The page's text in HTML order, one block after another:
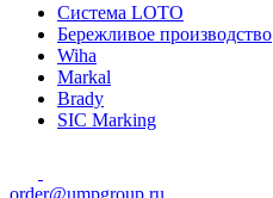
Система LOTO
Бережливое производство
Wiha
Markal
Brady
SIC Marking
order@umpgroup.ru